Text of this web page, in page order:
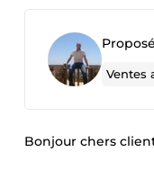
Ventes
Bonjour chers